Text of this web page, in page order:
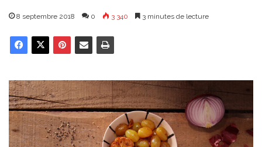
8 septembre 2018 0 3 340 3 minutes de lecture